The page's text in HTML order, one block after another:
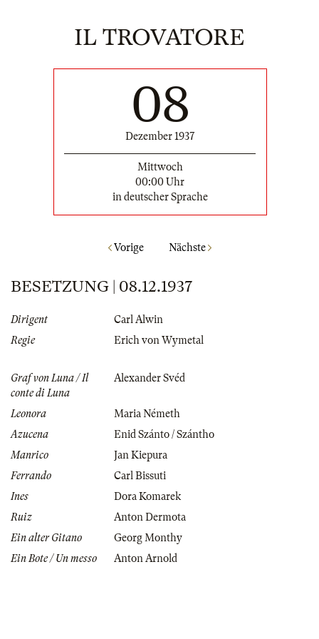
IL TROVATORE
08
Dezember 1937
Mittwoch
00:00 Uhr
in deutscher Sprache
Vorige Nächste
BESETZUNG | 08.12.1937
Dirigent
Carl Alwin
Regie
Erich von Wymetal
Graf von Luna / Il
conte di Luna
Alexander Svéd
Leonora
Maria Németh
Azucena
Enid Szánto / Szántho
Manrico
Jan Kiepura
Ferrando
Carl Bissuti
Ines
Dora Komarek
Ruiz
Anton Dermota
Ein alter Gitano
Georg Monthy
Ein Bote / Un messo
Anton Arnold